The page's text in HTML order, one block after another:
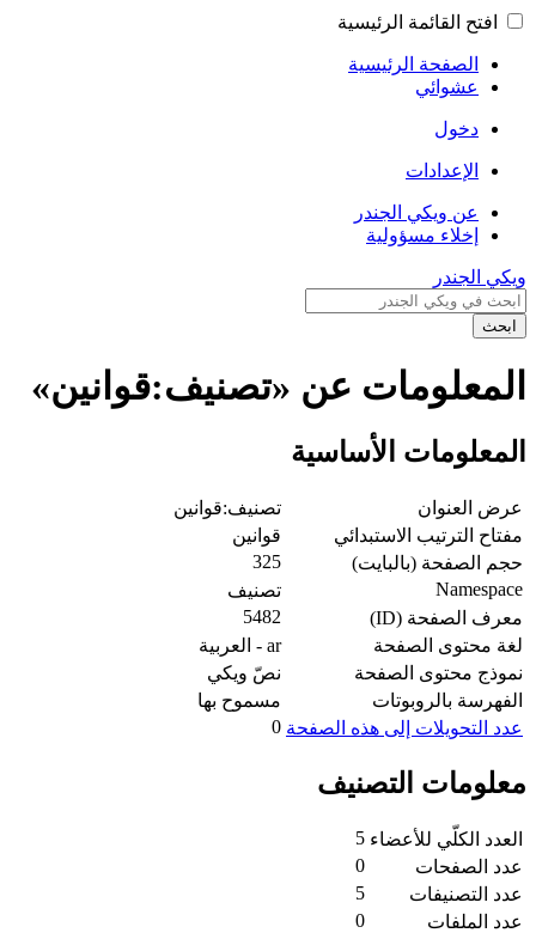
افتح القائمة الرئيسية
الصفحة الرئيسية
عشوائي
دخول
الإعدادات
عن ويكي الجندر
إخلاء مسؤولية
ويكي الجندر
ابحث
المعلومات عن «تصنيف:قوانين»
المعلومات الأساسية
عرض العنوان
تصنيف:قوانين
مفتاح الترتيب الاستبدائي
قوانين
حجم الصفحة (بالبايت)
325
Namespace
تصنيف
معرف الصفحة (ID)
5482
لغة محتوى الصفحة
ar - العربية
نموذج محتوى الصفحة
نصّ ويكي
الفهرسة بالروبوتات
مسموح بها
عدد التحويلات إلى هذه الصفحة 0
معلومات التصنيف
العدد الكلّي للأعضاء 5
عدد الصفحات
0
عدد التصنيفات
5
عدد الملفات
0